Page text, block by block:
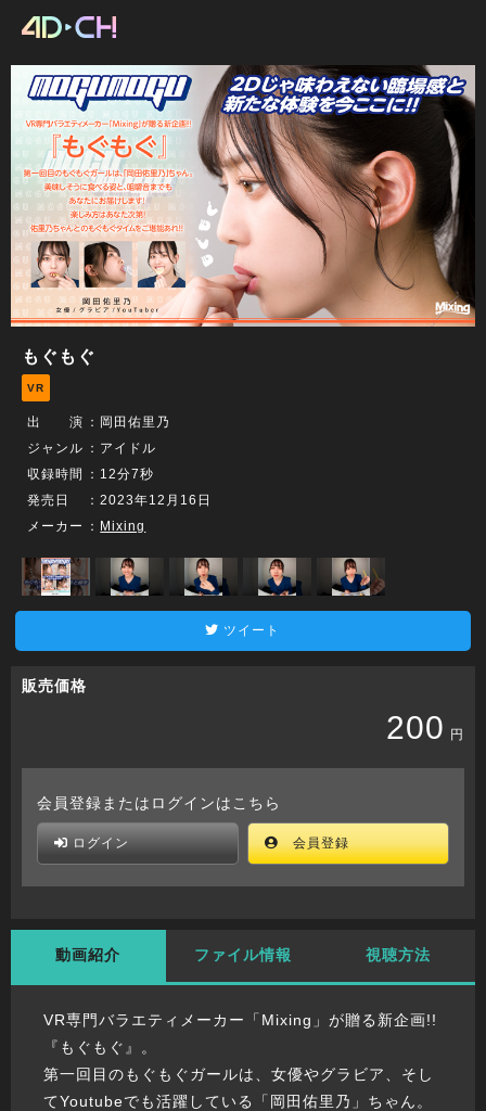
もぐもぐ
VR
出 演 ： 岡田佑里乃
ジャンル ：アイドル
収録時間
：12分7秒
発売日
：2023年12月16日
メーカー
： Mixing
ツイート
販売価格
200 円
会員登録またはログインはこちら
ログイン 会員登録
動画紹介 ファイル情報 視聴方法
VR専門バラエティメーカー「Mixing」が贈る新企画!!
『もぐもぐ』。
第一回目のもぐもぐガールは、女優やグラビア、そし
てYoutubeでも活躍している「岡田佑里乃」ちゃん。